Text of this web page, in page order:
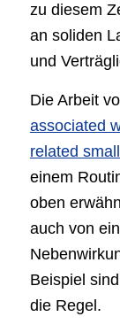
zu diesem
an soliden
und
Die Arbeit
associated
related
einem
oben
auch von
Beispiel
die Regel.